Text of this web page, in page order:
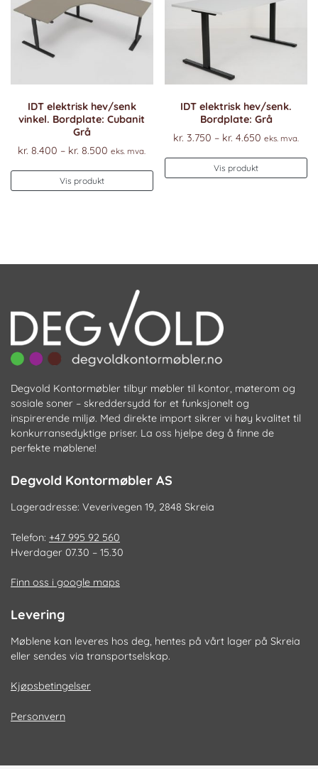
produktsiden
IDT elektrisk hev/senk
vinkel. Bordplate: Cubanit
Grå
kr. 8.400 – kr. 8.500 Prisområde:
kr. 8.500
eks. mva.
Vis produkt
Dette
produktet
kan
produktsiden
IDT elektrisk hev/senk.
Bordplate: Grå
kr. 3.750 – kr. 4.650
kr. 4.650
eks. mva.
Vis produkt
Degvold Kontormøbler tilbyr møbler til kontor, møterom og
sosiale soner – skreddersydd for et funksjonelt og
inspirerende miljø. Med direkte import sikrer vi høy kvalitet til
konkurransedyktige priser. La oss hjelpe deg å finne de
perfekte møblene!
Degvold Kontormøbler AS
Lageradresse: Veverivegen 19, 2848 Skreia
Telefon: +47 995 92 560
Hverdager 07.30 – 15.30
Finn oss i google maps
Levering
Møblene kan leveres hos deg, hentes på vårt lager på Skreia
eller sendes via transportselskap.
Kjøpsbetingelser
Personvern